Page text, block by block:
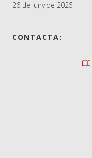
26 de juny de 2026
CONTACTA: